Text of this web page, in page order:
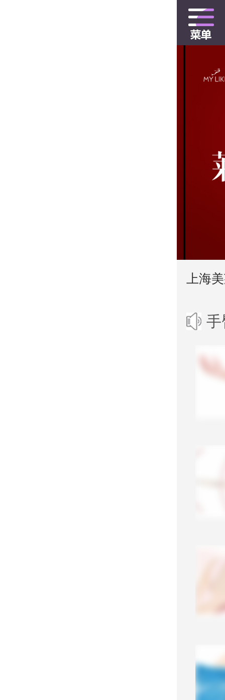
上海
手